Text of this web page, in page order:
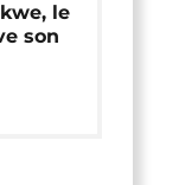
le
son